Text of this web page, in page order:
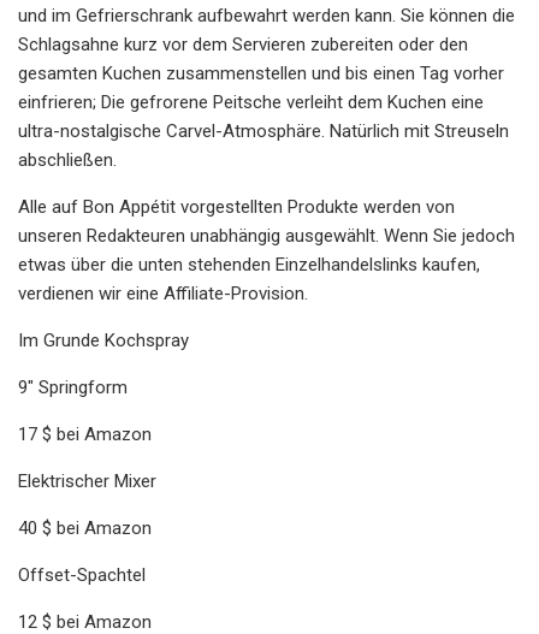
und im Gefrierschrank aufbewahrt werden kann. Sie können die
Schlagsahne kurz vor dem Servieren zubereiten oder den
gesamten Kuchen zusammenstellen und bis einen Tag vorher
einfrieren; Die gefrorene Peitsche verleiht dem Kuchen eine
ultra-nostalgische Carvel-Atmosphäre. Natürlich mit Streuseln
abschließen.
Alle auf Bon Appétit vorgestellten Produkte werden von
unseren Redakteuren unabhängig ausgewählt. Wenn Sie jedoch
etwas über die unten stehenden Einzelhandelslinks kaufen,
verdienen wir eine Affiliate-Provision.
Im Grunde Kochspray
9" Springform
17 $ bei Amazon
Elektrischer Mixer
40 $ bei Amazon
Offset-Spachtel
12 $ bei Amazon